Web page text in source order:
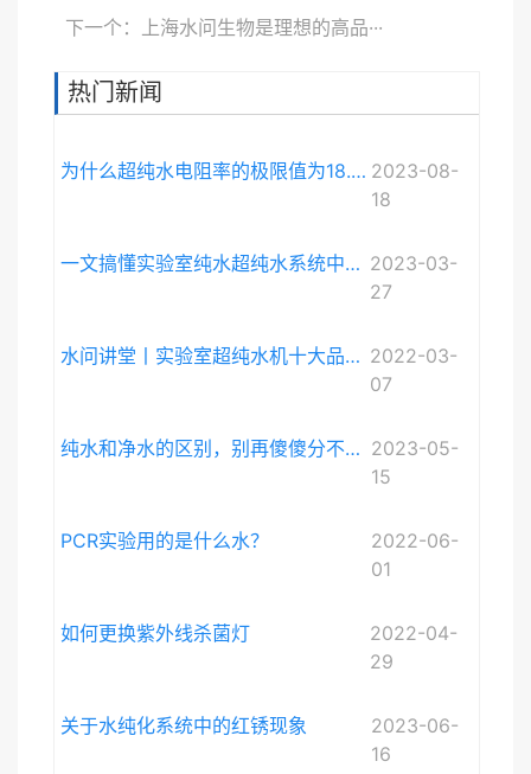
下一个：上海水问生物是理想的高品···
热门新闻
为什么超纯水电阻率的极限值为18.248MΩ·cm而不是无限大？ 2023-08-
18
一文搞懂实验室纯水超纯水系统中电导率与电阻率的关系 2023-03-
27
水问讲堂丨实验室超纯水机十大品牌排序和详细介绍 2022-03-
07
纯水和净水的区别，别再傻傻分不清啦。 2023-05-
15
PCR实验用的是什么水？
2022-06-
01
如何更换紫外线杀菌灯
2022-04-
29
关于水纯化系统中的红锈现象
2023-06-
16